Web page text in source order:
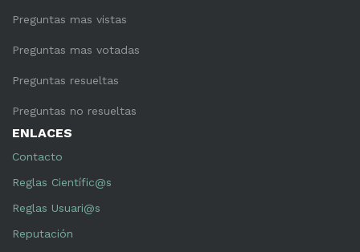
Preguntas mas vistas
Preguntas mas votadas
Preguntas resueltas
Preguntas no resueltas
ENLACES
Contacto
Reglas Científic@s
Reglas Usuari@s
Reputación